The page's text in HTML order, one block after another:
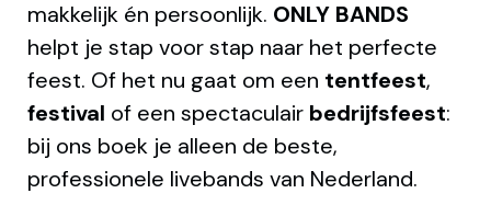
makkelijk én persoonlijk. ONLY BANDS
helpt je stap voor stap naar het perfecte
feest. Of het nu gaat om een tentfeest,
festival of een spectaculair bedrijfsfeest:
bij ons boek je alleen de beste,
professionele livebands van Nederland.